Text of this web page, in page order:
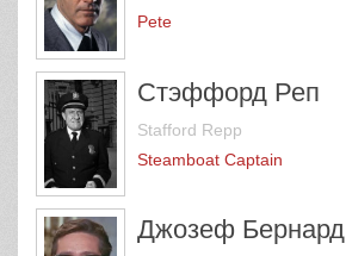
Pete
Стэффорд Реп
Stafford Repp
Steamboat Captain
Джозеф Бернард